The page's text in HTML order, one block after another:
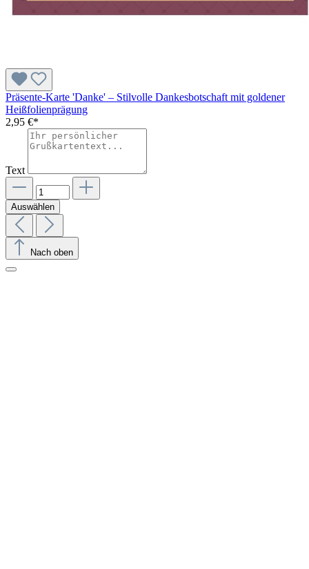
Präsente-Karte 'Danke' – Stilvolle Dankesbotschaft mit goldener
Heißfolienprägung
2,95 €*
Text
Auswählen
Nach oben